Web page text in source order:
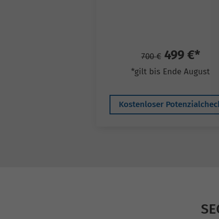
700 €499 €*
*gilt bis Ende August
Kostenloser